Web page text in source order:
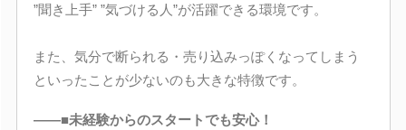
”聞き上手” ”気づける人”が活躍できる環境です。
また、気分で断られる・売り込みっぽくなってしまう
といったことが少ないのも大きな特徴です。
――■未経験からのスタートでも安心！